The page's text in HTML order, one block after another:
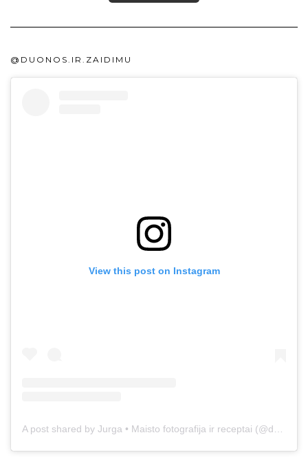
@DUONOS.IR.ZAIDIMU
View this post on Instagram
A post shared by Jurga • Maisto fotografija ir receptai (@duonos.ir.zaidimu)